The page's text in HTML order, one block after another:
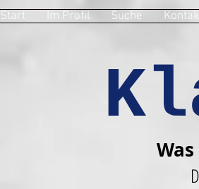
Start Im Profil Suche